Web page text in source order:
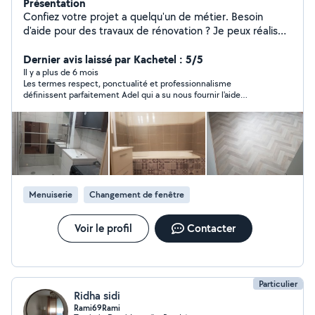
Confiez votre projet a quelqu'un de métier. Besoin
d'aide pour des travaux de rénovation ? Je peux réaliser
Dernier avis laissé par Kachetel : 5/5
Il y a plus de 6 mois
Les termes respect, ponctualité et professionnalisme
définissent parfaitement Adel qui a su nous fournir l'aide
famille le remercie pour tout le travail accompli. Nous
recommandons vivement Adel.
Menuiserie Changement de fenêtre
Voir le profil Contacter
Particulier
Ridha sidi
Rami69Rami